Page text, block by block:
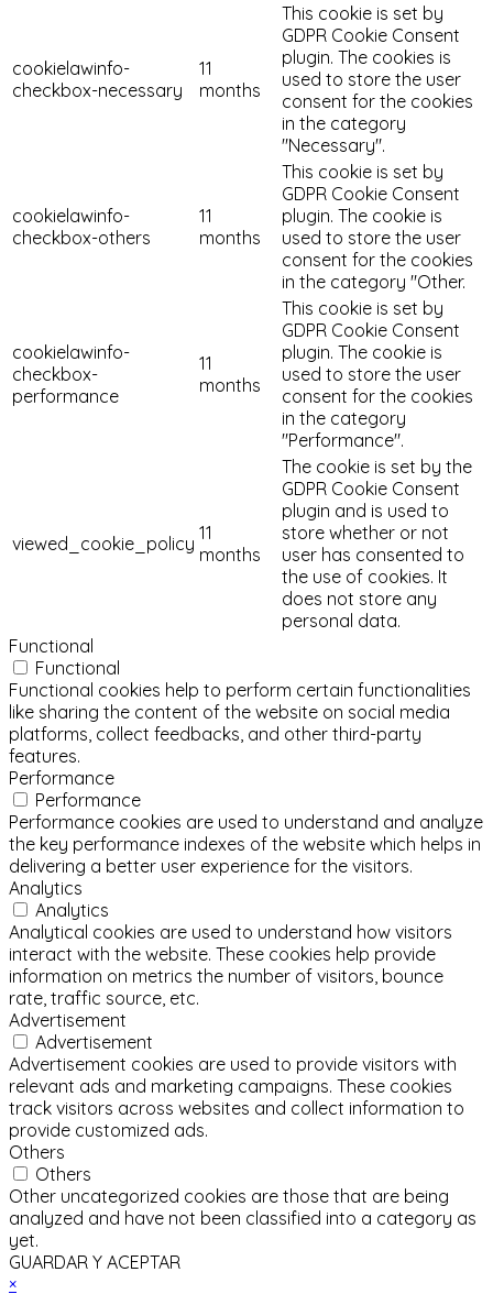
cookielawinfo-
checkbox-necessary
11
months
This cookie is set by
GDPR Cookie Consent
plugin. The cookies is
used to store the user
consent for the cookies
in the category
"Necessary".
cookielawinfo-
checkbox-others
11
months
This cookie is set by
GDPR Cookie Consent
plugin. The cookie is
used to store the user
consent for the cookies
in the category "Other.
cookielawinfo-
checkbox-
performance
11
months
This cookie is set by
GDPR Cookie Consent
plugin. The cookie is
used to store the user
consent for the cookies
in the category
"Performance".
viewed_cookie_policy 11
months
The cookie is set by the
GDPR Cookie Consent
plugin and is used to
store whether or not
user has consented to
the use of cookies. It
does not store any
personal data.
Functional
Functional
Functional cookies help to perform certain functionalities
like sharing the content of the website on social media
platforms, collect feedbacks, and other third-party
features.
Performance
Performance
Performance cookies are used to understand and analyze
the key performance indexes of the website which helps in
delivering a better user experience for the visitors.
Analytics
Analytics
Analytical cookies are used to understand how visitors
interact with the website. These cookies help provide
information on metrics the number of visitors, bounce
rate, traffic source, etc.
Advertisement
Advertisement
Advertisement cookies are used to provide visitors with
relevant ads and marketing campaigns. These cookies
track visitors across websites and collect information to
provide customized ads.
Others
Others
Other uncategorized cookies are those that are being
analyzed and have not been classified into a category as
yet.
GUARDAR Y ACEPTAR
×